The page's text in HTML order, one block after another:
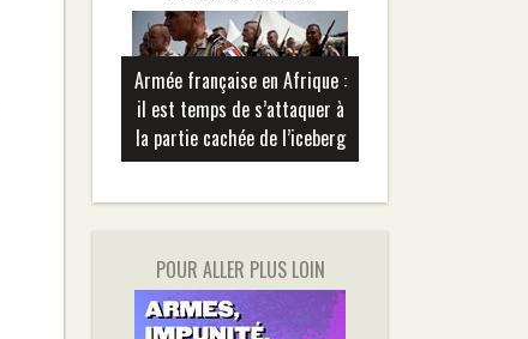
Armée française en Afrique :
il est temps de s’attaquer à
la partie cachée de l’iceberg
POUR ALLER PLUS LOIN